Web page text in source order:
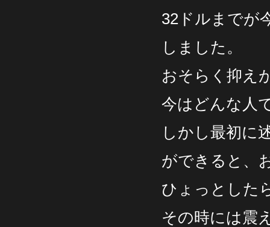
32ドルまでが
しました。
おそらく抑え
今はどんな人
しかし最初に
ができると、
ひょっとした
その時には震